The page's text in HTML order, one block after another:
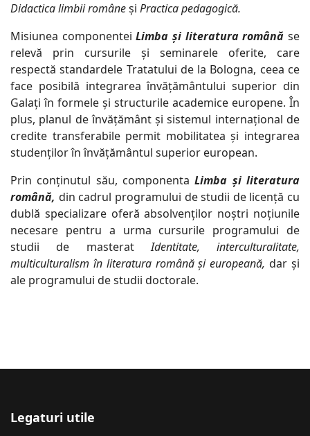
Didactica limbii româneși Practica pedagogică.
Misiunea componenteiLimba şi literatura românăse
relevă prin cursurile și seminarele oferite, care
respectă standardele Tratatului de la Bologna, ceea ce
face posibilă integrarea învățământului superior din
Galați în formele și structurile academice europene. În
plus, planul de învăţământ și sistemul internațional de
credite transferabile permit mobilitatea și integrarea
studenților în învățământul superior european.
Prin conținutul său, componentaLimba și literatura
română, din cadrul programului de studii de licență cu
dublă specializare oferă absolvenților noștri noțiunile
necesare pentru a urma cursurile programului de
studii de masteratIdentitate, interculturalitate,
multiculturalism în literatura română și europeană,dar și
ale programului de studii doctorale.
Legaturi utile